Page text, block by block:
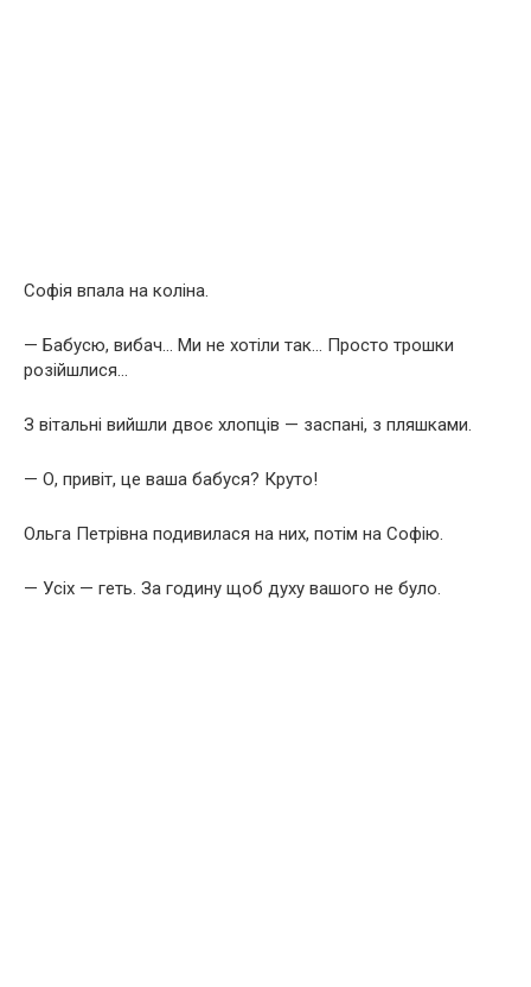
Софія впала на коліна.
— Бабусю, вибач… Ми не хотіли так… Просто трошки
розійшлися…
З вітальні вийшли двоє хлопців — заспані, з пляшками.
— О, привіт, це ваша бабуся? Круто!
Ольга Петрівна подивилася на них, потім на Софію.
— Усіх — геть. За годину щоб духу вашого не було.